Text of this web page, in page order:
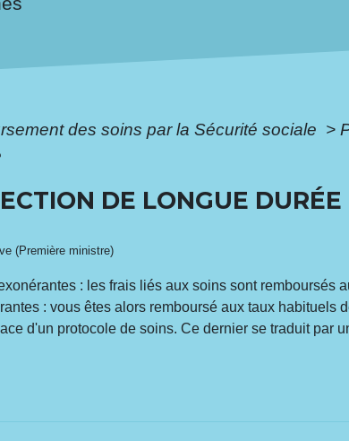
des soins par la Sécurité sociale >
DE LONGUE
(Première ministre)
: les frais liés aux soins sont remboursés
: vous êtes alors remboursé aux taux habituels
d'un protocole de soins. Ce dernier se traduit par